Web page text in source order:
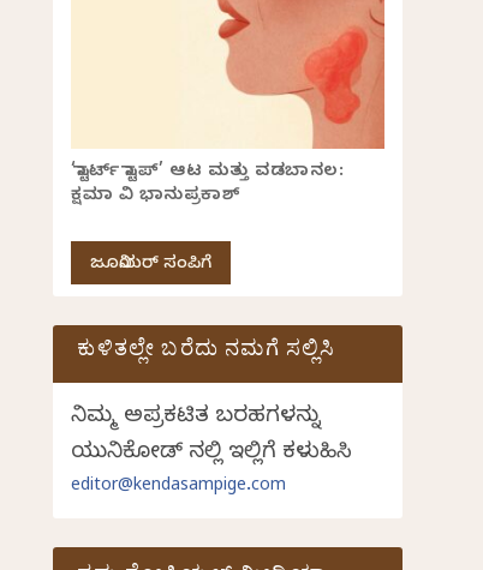
‘ಸ್ಟಾರ್ಟ್ ಸ್ಟಾಪ್’ ಆಟ ಮತ್ತು ವಡಬಾನಲ:
ಕ್ಷಮಾ ವಿ ಭಾನುಪ್ರಕಾಶ್
ಜೂನಿಯರ್ ಸಂಪಿಗೆ
ಕುಳಿತಲ್ಲೇ ಬರೆದು ನಮಗೆ ಸಲ್ಲಿಸಿ
ನಿಮ್ಮ ಅಪ್ರಕಟಿತ ಬರಹಗಳನ್ನು
ಯುನಿಕೋಡ್ ನಲ್ಲಿ ಇಲ್ಲಿಗೆ ಕಳುಹಿಸಿ
editor@kendasampige.com